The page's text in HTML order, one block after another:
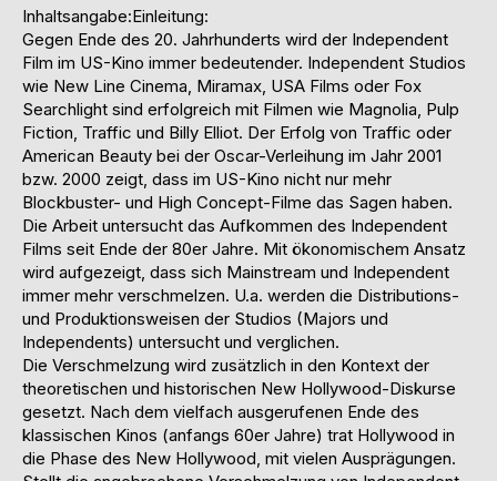
Inhaltsangabe:Einleitung:
Gegen Ende des 20. Jahrhunderts wird der Independent
Film im US-Kino immer bedeutender. Independent Studios
wie New Line Cinema, Miramax, USA Films oder Fox
Searchlight sind erfolgreich mit Filmen wie Magnolia, Pulp
Fiction, Traffic und Billy Elliot. Der Erfolg von Traffic oder
American Beauty bei der Oscar-Verleihung im Jahr 2001
bzw. 2000 zeigt, dass im US-Kino nicht nur mehr
Blockbuster- und High Concept-Filme das Sagen haben.
Die Arbeit untersucht das Aufkommen des Independent
Films seit Ende der 80er Jahre. Mit ökonomischem Ansatz
wird aufgezeigt, dass sich Mainstream und Independent
immer mehr verschmelzen. U.a. werden die Distributions-
und Produktionsweisen der Studios (Majors und
Independents) untersucht und verglichen.
Die Verschmelzung wird zusätzlich in den Kontext der
theoretischen und historischen New Hollywood-Diskurse
gesetzt. Nach dem vielfach ausgerufenen Ende des
klassischen Kinos (anfangs 60er Jahre) trat Hollywood in
die Phase des New Hollywood, mit vielen Ausprägungen.